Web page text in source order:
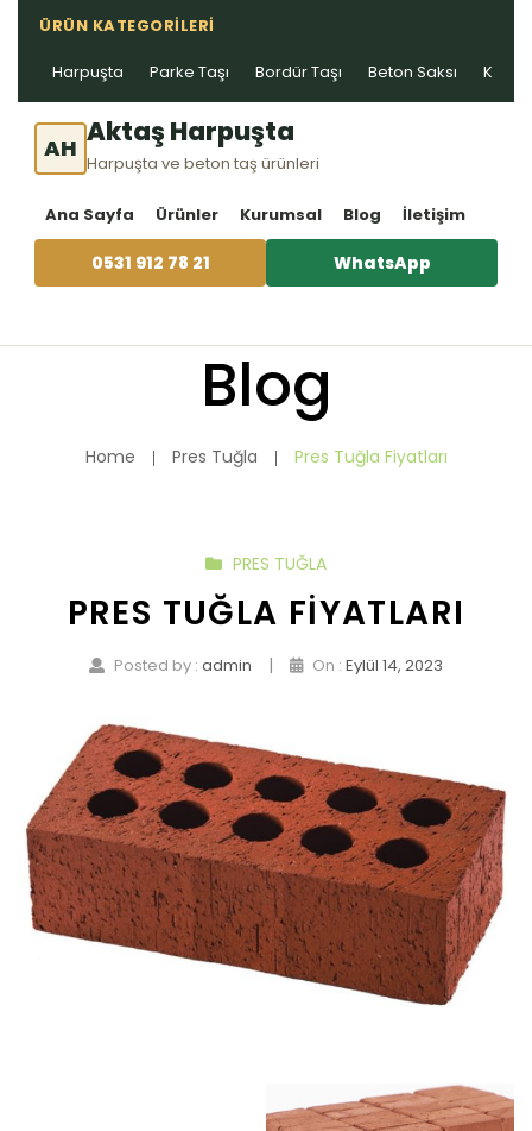
ÜRÜN KATEGORILERI
Harpuşta Parke Taşı Bordür Taşı Beton Saksı Kablo
AH Aktaş Harpuşta
Harpuşta ve beton taş ürünleri
Ana Sayfa Ürünler Kurumsal Blog İletişim
0531 912 78 21 WhatsApp
Blog
Home Pres Tuğla Pres Tuğla Fiyatları
PRES TUĞLA
PRES TUĞLA FIYATLARI
Posted by : admin | On : Eylül 14, 2023